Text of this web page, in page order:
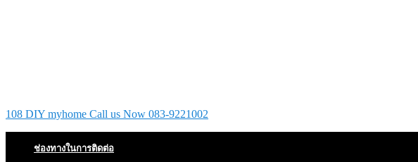
108 DIY myhome Call us Now 083-9221002
ช่องทางในการติดต่อ